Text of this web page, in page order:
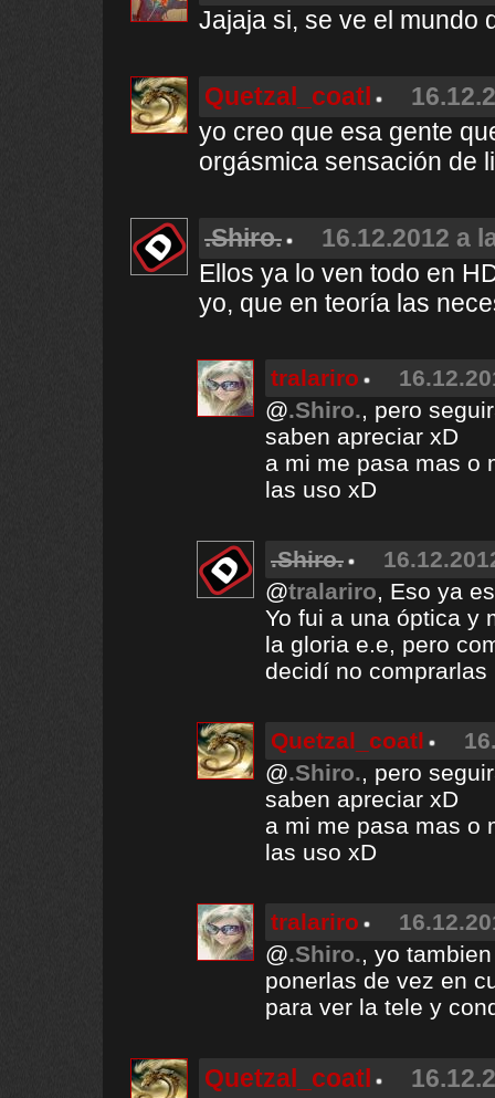
Jajaja si, se ve el mundo
Quetzal_coatl
yo creo que esa gente
orgásmica sensación de
.Shiro.
16.12.2012 a
Ellos ya lo ven todo en
yo, que en teoría las
tralariro
@.Shiro., pero
saben apreciar xD
a mi me pasa mas o
las uso xD
.Shiro.
@tralariro, Eso ya
Yo fui a una óptica y
la gloria e.e, pero
decidí no comprarlas
Quetzal_coatl
@.Shiro., pero
saben apreciar xD
a mi me pasa mas o
las uso xD
tralariro
@.Shiro., yo
ponerlas de vez en
para ver la tele y
Quetzal_coatl